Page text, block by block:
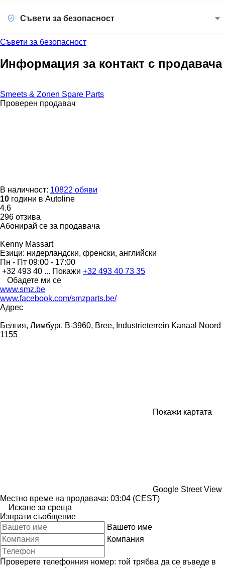
Съвети за безопасност
Съвети за безопасност
Информация за контакт с продавача
Smeets & Zonen Spare Parts
Проверен продавач
В наличност: 10822 обяви
10 години в Autoline
4.6
296 отзива
Абонирай се за продавача
Kenny Massart
Езици: нидерландски, френски, английски
Пн - Пт 09:00 - 17:00
+32 493 40 ... Покажи +32 493 40 73 35
Обадете ми се
www.smz.be
www.facebook.com/smzparts.be/
Адрес
Белгия, Лимбург, B-3960, Bree, Industrieterrein Kanaal Noord
1155
Покажи картата
Google Street View
Местно време на продавача: 03:04 (CEST)
Искане за среща
Изпрати съобщение
Вашето име
Компания
Проверете телефонния номер: той трябва да се въведе в